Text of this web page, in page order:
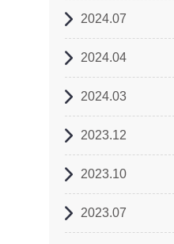
2024.07
2024.04
2024.03
2023.12
2023.10
2023.07